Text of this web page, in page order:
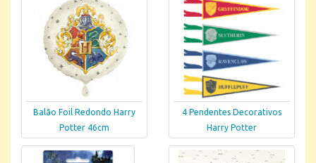
Balão Foil Redondo Harry
Potter 46cm
4 Pendentes Decorativos
Harry Potter